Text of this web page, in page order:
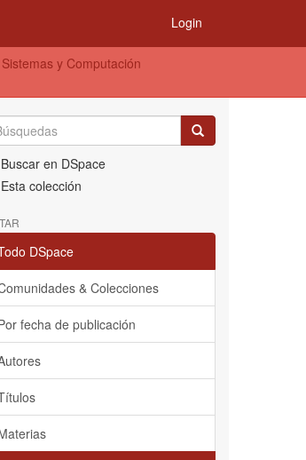
Login
y Computación
Buscar en DSpace
Esta colección
DSpace
& Colecciones
fecha de publicación